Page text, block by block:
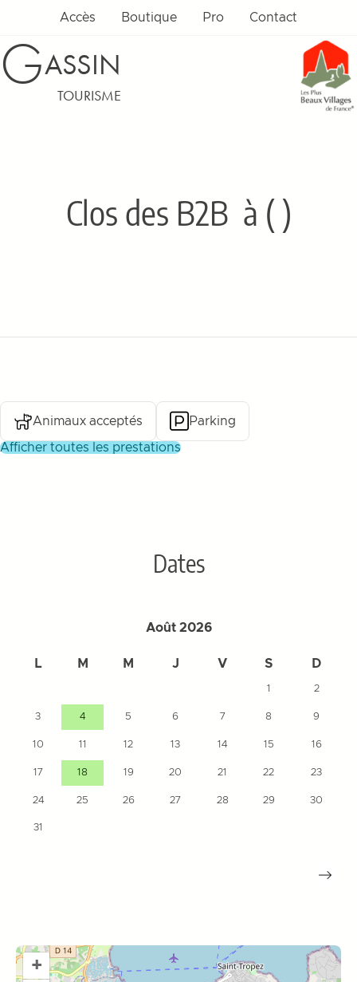
Accès Boutique Pro Contact
GASSIN
TOURISME
Clos des B2B à ( )
Animaux acceptés Parking
afficher toutes les prestations
Dates
Août 2026
L M M J V S D
1 2
3 4 5 6 7 8 9
10 11 12 13 14 15 16
17 18 19 20 21 22 23
24 25 26 27 28 29 30
31
+